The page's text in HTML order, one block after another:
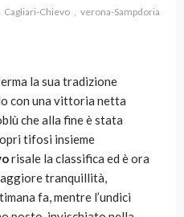
Cagliari-Chievo verona-Sampdoria
la sua tradizione
con una vittoria netta
che alla fine è stata
tifosi insieme
risale la classifica ed è ora
tranquillità,
fa, mentre l’undici